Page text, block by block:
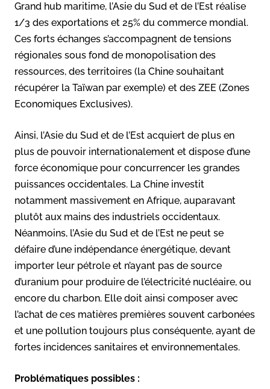
Grand hub maritime, l’Asie du Sud et de l’Est réalise
1/3 des exportations et 25% du commerce mondial.
Ces forts échanges s’accompagnent de tensions
régionales sous fond de monopolisation des
ressources, des territoires (la Chine souhaitant
récupérer la Taïwan par exemple) et des ZEE (Zones
Economiques Exclusives).
Ainsi, l’Asie du Sud et de l’Est acquiert de plus en
plus de pouvoir internationalement et dispose d’une
force économique pour concurrencer les grandes
puissances occidentales. La Chine investit
notamment massivement en Afrique, auparavant
plutôt aux mains des industriels occidentaux.
Néanmoins, l’Asie du Sud et de l’Est ne peut se
défaire d’une indépendance énergétique, devant
importer leur pétrole et n’ayant pas de source
d’uranium pour produire de l’électricité nucléaire, ou
encore du charbon. Elle doit ainsi composer avec
l’achat de ces matières premières souvent carbonées
et une pollution toujours plus conséquente, ayant de
fortes incidences sanitaires et environnementales.
Problématiques possibles :